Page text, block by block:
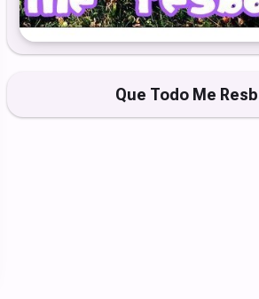
Que Todo Me